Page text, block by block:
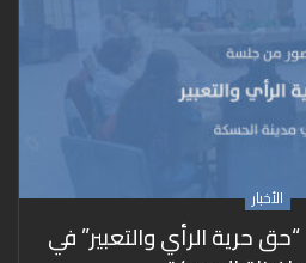
الأخبار
حرية الرأي والتعبير” في